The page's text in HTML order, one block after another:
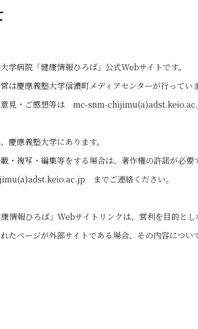
学病院「健康情報ひろば」公式Webサイトです。
は慶應義塾大学信濃町メディアセンターが行っていま
意見・ご感想等は mc-snm-
慶應義塾大学にあります。
・複写・編集等をする場合は、著作権の許諾が必要
までご連絡ください。
情報ひろば」Webサイトリンクは、営利を目的とし
たページが外部サイトである場合、その内容につい